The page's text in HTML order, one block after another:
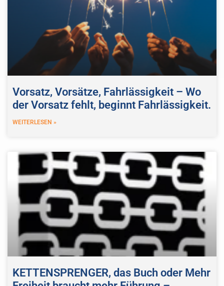
Vorsatz, Vorsätze, Fahrlässigkeit – Wo
der Vorsatz fehlt, beginnt Fahrlässigkeit.
WEITERLESEN »
KETTENSPRENGER, das Buch oder Mehr